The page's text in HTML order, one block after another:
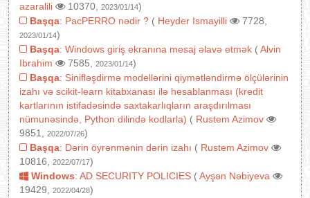
azaralili
10370, 2023/01/14)
Başqa: PacPERRO nədir ? ( Heyder Ismayilli 7728,
2023/01/14)
Başqa: Windows giriş ekranına mesaj əlavə etmək (Alvin
Ibrahim
7585, 2023/01/14)
Başqa: Sinifləşdirmə modellərini qiymətləndirmə ölçülərinin
izahı və scikit-learn kitabxanası ilə hesablanması (kredit
kartlarının istifadəsində saxtakarlıqların araşdırılması
nümunəsində, Python dilində kodlarla) ( Rustem Azimov
9851,
2022/07/26)
Başqa: Dərin öyrənmənin dərin izahı ( Rustem Azimov
10816,
2022/07/17)
Windows: AD SECURITY POLICIES (Ayşən Nəbiyeva
19429,
2022/04/28)